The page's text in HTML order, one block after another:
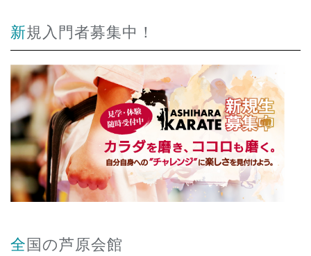
新規入門者募集中！
全国の芦原会館